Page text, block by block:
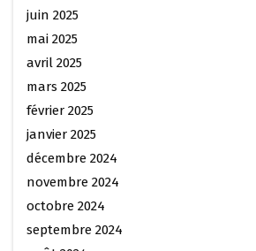
juin 2025
mai 2025
avril 2025
mars 2025
février 2025
janvier 2025
décembre 2024
novembre 2024
octobre 2024
septembre 2024